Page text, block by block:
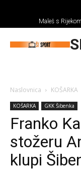
Maleš s
Naslovnica KOŠARKA
KOŠARKA GKK Šibenka
Franko
stožeru
klupi